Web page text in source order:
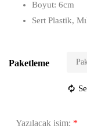
Boyut: 6cm
Sert Plastik,
Paketleme
Yazılacak isim: *